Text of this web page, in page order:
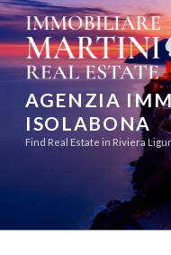
Salta
al
contenuto
AGENZIA
ISOLABONA
Find Real Estate in Riviera